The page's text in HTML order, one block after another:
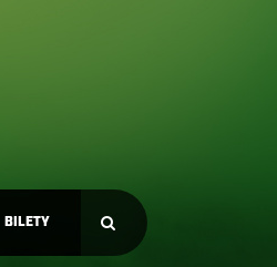
BILETY